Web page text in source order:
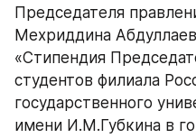
Председателя
Мехриддина
«Стипендия
студентов филиала
государственного
имени И.М.Губкина в